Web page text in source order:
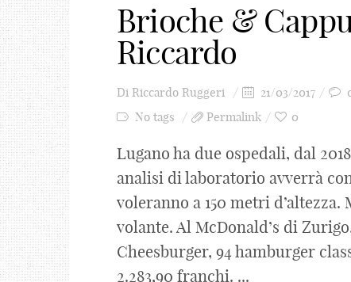
Brioche &
Riccardo
Di Riccardo Ruggeri 21/03/2017
No tags
Permalink 0
Lugano ha due ospedali, dal
analisi di laboratorio avverrà
voleranno a 150 metri
volante. Al McDonald’s di
Cheesburger, 94 hamburger
2.283,90 franchi. ...